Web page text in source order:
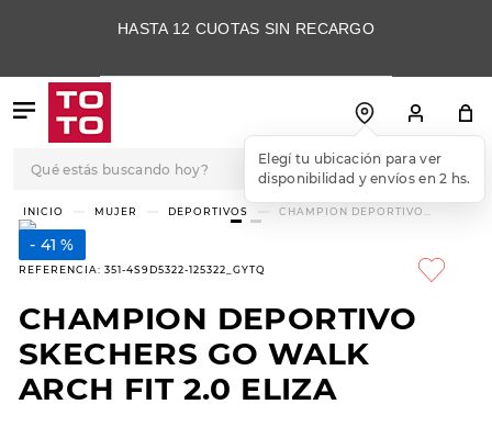
HASTA 12 CUOTAS SIN RECARGO
Elegí tu ubicación para ver
disponibilidad y envíos en 2 hs.
MUJER DEPORTIVOS
CHAMPION DEPORTIVO
41 %
REFERENCIA: 351-4S9D5322-125322_GYTQ
CHAMPION DEPORTIVO
SKECHERS GO WALK
ARCH FIT 2.0 ELIZA
TÉRMINOS MÁS
BUSCADOS
1.
skechers slip-ins
4 .
championes